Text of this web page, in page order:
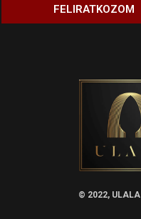
FELIRATKOZOM
© 2022, ULALA